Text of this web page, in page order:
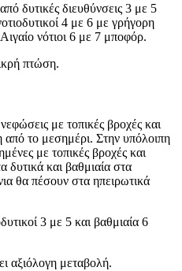
δυτικές διευθύνσεις 3 με 5
4 με 6 με γρήγορη
νότιοι 6 με 7 μποφόρ.
πτώση.
με τοπικές βροχές και
από το μεσημέρι. Στην υπόλοιπη
με τοπικές βροχές και
δυτικά και βαθμιαία στα
θα πέσουν στα ηπειρωτικά
3 με 5 και βαθμιαία 6
αξιόλογη μεταβολή.